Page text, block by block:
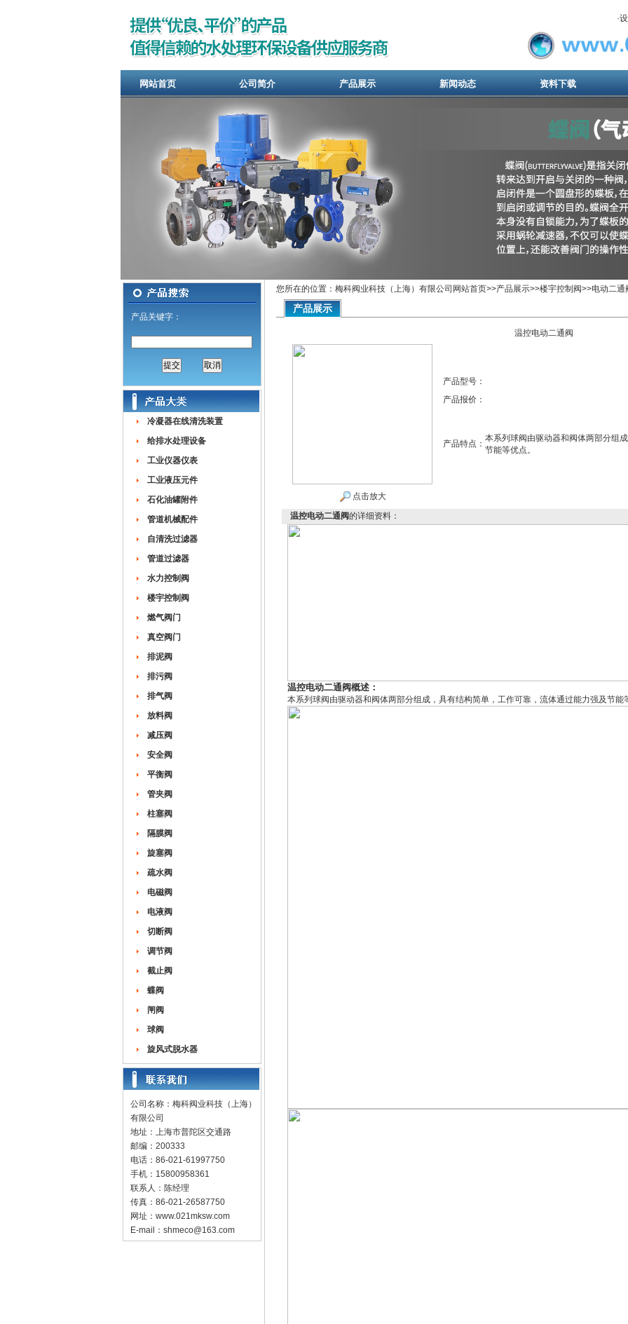
·
网站首页 公司简介 产品展示 新闻动态 资料下载
产品关键字：
冷凝器在线清洗装置
给排水处理设备
工业仪器仪表
工业液压元件
石化油罐附件
管道机械配件
自清洗过滤器
管道过滤器
水力控制阀
楼宇控制阀
燃气阀门
真空阀门
排泥阀
排污阀
排气阀
放料阀
减压阀
安全阀
平衡阀
管夹阀
柱塞阀
隔膜阀
旋塞阀
疏水阀
电磁阀
电液阀
切断阀
调节阀
截止阀
蝶阀
闸阀
球阀
旋风式脱水器
公司名称：梅科阀业科技（上海）
有限公司
地址：上海市普陀区交通路
邮编：200333
电话：86-021-61997750
手机：15800958361
联系人：陈经理
传真：86-021-26587750
网址： www.021mksw.com
E-mail： shmeco@163.com
您所在的位置：梅科阀业科技（上海）有限公司网站首页>>产品展示>>楼宇控制阀>>电动二通
产品展示
温控电动二通阀
点击放大
产品型号：
产品报价：
产品特点：
本系列球阀由驱动器和阀体两部分组
节能等优点。
温控电动二通阀的详细资料：
温控电动二通阀概述：
本系列球阀由驱动器和阀体两部分组成，具有结构简单，工作可靠，流体通过能力强及节能